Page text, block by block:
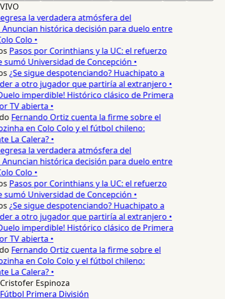
VIVO
la verdadera atmósfera del
histórica decisión para duelo entre
Colo •
Pasos por Corinthians y la UC: el refuerzo
Universidad de Concepción •
¿Se sigue despotenciando? Huachipato a
a otro jugador que partiría al extranjero •
imperdible! Histórico clásico de Primera
TV abierta •
Fernando Ortiz cuenta la firme sobre el
en Colo Colo y el fútbol chileno:
La Calera? •
la verdadera atmósfera del
histórica decisión para duelo entre
Colo •
Pasos por Corinthians y la UC: el refuerzo
Universidad de Concepción •
¿Se sigue despotenciando? Huachipato a
a otro jugador que partiría al extranjero •
imperdible! Histórico clásico de Primera
TV abierta •
Fernando Ortiz cuenta la firme sobre el
en Colo Colo y el fútbol chileno:
La Calera? •
Cristofer Espinoza
Fútbol Primera División